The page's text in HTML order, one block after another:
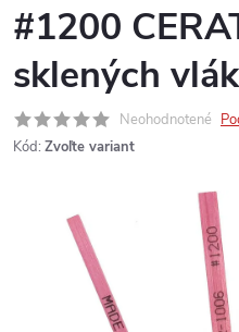
#1200
sklených
Neohodnotené
Kód: Zvoľte variant